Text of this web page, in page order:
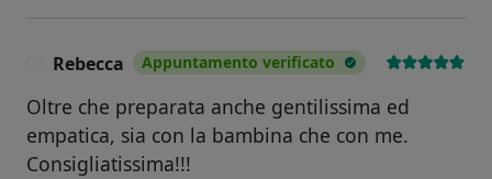
Rebecca Appuntamento verificato
Oltre che preparata anche gentilissima ed
empatica, sia con la bambina che con me.
Consigliatissima!!!